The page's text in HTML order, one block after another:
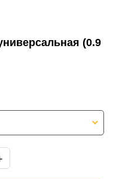
(0.9